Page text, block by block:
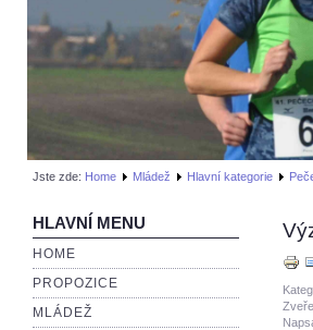
Jste zde: Home Mládež Hlavní kategorie
HLAVNÍ MENU
HOME
PROPOZICE
MLÁDEŽ